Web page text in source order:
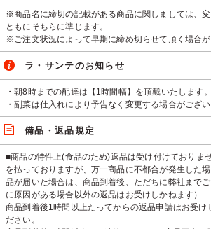
※商品名に締切の記載がある商品に関しましては、
ともにそちらに準じます。
※ご注文状況によって早期に締め切らせて頂く場合が
ラ・サンテのお知らせ
・朝8時までの配達は【1時間幅】を頂戴いたします。
・副菜は仕入れにより予告なく変更する場合がござい
備品・返品規定
■商品の特性上(食品のため)返品は受け付けておりま
を払っておりますが、万一商品に不都合が発生した
品が届いた場合は、商品到着後、ただちに弊社まで
に原因がある場合以外の返品はお受けしかねます）
商品到着後1時間以上たってからの返品申請はお受け
ださい。